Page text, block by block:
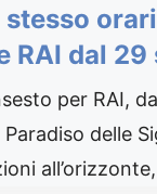
RAI dal 29
per RAI,
delle